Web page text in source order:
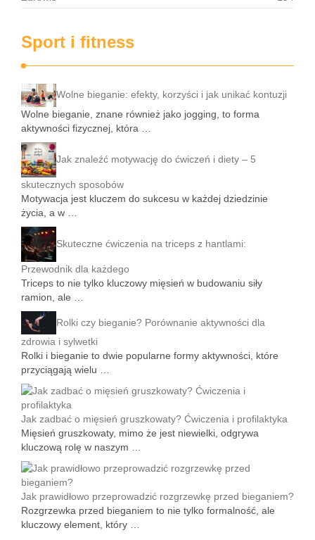
Sport i fitness
Wolne bieganie: efekty, korzyści i jak unikać kontuzji
Wolne bieganie, znane również jako jogging, to forma
aktywności fizycznej, która …
Jak znaleźć motywację do ćwiczeń i diety – 5
skutecznych sposobów
Motywacja jest kluczem do sukcesu w każdej dziedzinie
życia, a w …
Skuteczne ćwiczenia na triceps z hantlami:
Przewodnik dla każdego
Triceps to nie tylko kluczowy mięsień w budowaniu siły
ramion, ale …
Rolki czy bieganie? Porównanie aktywności dla
zdrowia i sylwetki
Rolki i bieganie to dwie popularne formy aktywności, które
przyciągają wielu …
Jak zadbać o mięsień gruszkowaty? Ćwiczenia i profilaktyka
Mięsień gruszkowaty, mimo że jest niewielki, odgrywa
kluczową rolę w naszym …
Jak prawidłowo przeprowadzić rozgrzewkę przed bieganiem?
Rozgrzewka przed bieganiem to nie tylko formalność, ale
kluczowy element, który …